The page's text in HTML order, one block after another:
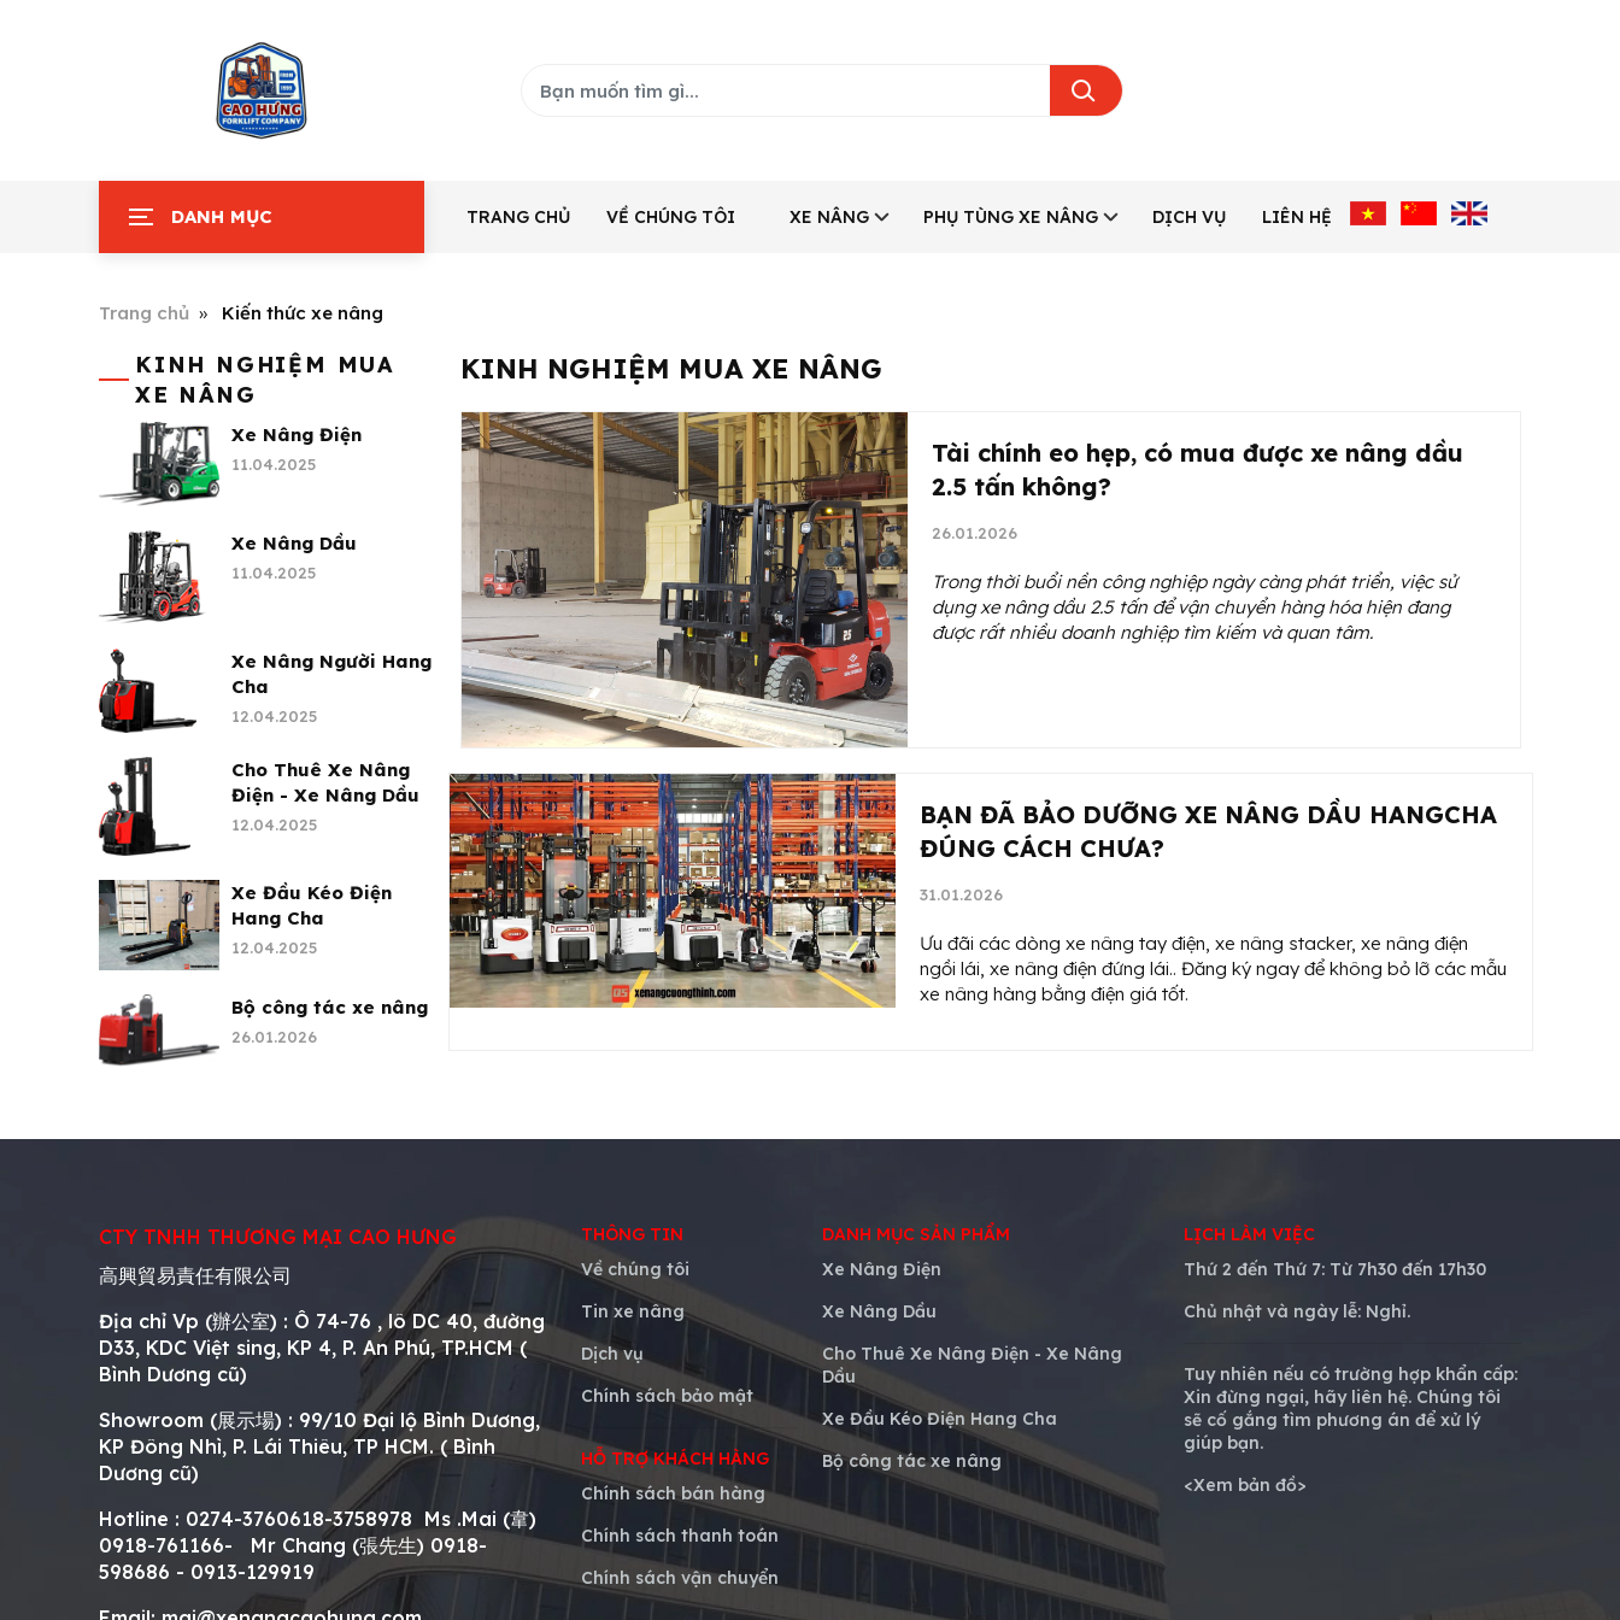
DANH MỤC TRANG CHỦ VỀ CHÚNG TÔI XE NÂNG PHỤ TÙNG XE NÂNG DỊCH VỤ LIÊN HỆ
Trang chủ Kiến thức xe nâng
KINH NGHIỆM MUA
XE NÂNG
Xe Nâng Điện
11.04.2025
Xe Nâng Dầu
11.04.2025
Xe Nâng Người Hang
Cha
12.04.2025
Cho Thuê Xe Nâng
Điện - Xe Nâng Dầu
12.04.2025
Xe Đầu Kéo Điện
Hang Cha
12.04.2025
Bộ công tác xe nâng
26.01.2026
KINH NGHIỆM MUA XE NÂNG
Tài chính eo hẹp, có mua được xe nâng dầu
2.5 tấn không?
26.01.2026
Trong thời buổi nền công nghiệp ngày càng phát triển, việc sử
dụng xe nâng dầu 2.5 tấn để vận chuyển hàng hóa hiện đang
được rất nhiều doanh nghiệp tìm kiếm và quan tâm.
BẠN ĐÃ BẢO DƯỠNG XE NÂNG DẦU HANGCHA
ĐÚNG CÁCH CHƯA?
31.01.2026
Ưu đãi các dòng xe nâng tay điện, xe nâng stacker, xe nâng điện
ngồi lái, xe nâng điện đứng lái.. Đăng ký ngay để không bỏ lỡ các mẫu
xe nâng hàng bằng điện giá tốt.
CTY TNHH THƯƠNG MẠI CAO HƯNG
高興貿易責任有限公司
Địa chỉ Vp (辦公室) : Ô 74-76 , lô DC 40, đường
D33, KDC Việt sing, KP 4, P. An Phú, TP.HCM (
Bình Dương cũ)
Showroom (展示場) : 99/10 Đại lộ Bình Dương,
KP Đông Nhì, P. Lái Thiêu, TP HCM. ( Bình
Dương cũ)
Hotline : 0274-3760618-3758978 Ms .Mai (韋)
0918-761166- Mr Chang (張先生) 0918-
598686 - 0913-129919
THÔNG TIN
Về chúng tôi
Tin xe nâng
Dịch vụ
Chính sách bảo mật
HỖ TRỢ KHÁCH HÀNG
Chính sách bán hàng
Chính sách thanh toán
Chính sách vận chuyển
DANH MỤC SẢN PHẨM
Xe Nâng Điện
Xe Nâng Dầu
Cho Thuê Xe Nâng Điện - Xe Nâng
Dầu
Xe Đầu Kéo Điện Hang Cha
Bộ công tác xe nâng
LỊCH LÀM VIỆC
Thứ 2 đến Thứ 7: Từ 7h30 đến 17h30
Chủ nhật và ngày lễ: Nghỉ.
Tuy nhiên nếu có trường hợp khẩn cấp:
Xin đừng ngại, hãy liên hệ. Chúng tôi
sẽ cố gắng tìm phương án để xử lý
giúp bạn.
<Xem bản đồ>